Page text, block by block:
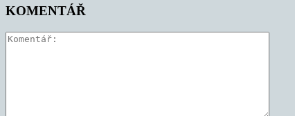
KOMENTÁŘ